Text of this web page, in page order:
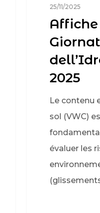
25/11/2025
Affiche
2025
Le contenu
sol (VWC)
évaluer les